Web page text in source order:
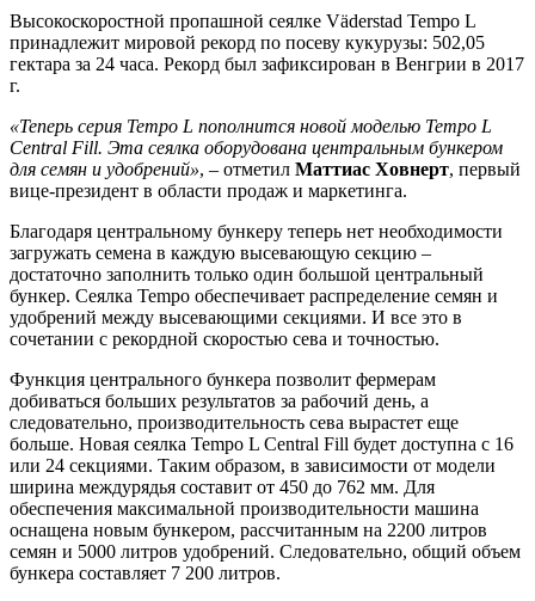
Высокоскоростной пропашной сеялке Väderstad Tempo L
принадлежит мировой рекорд по посеву кукурузы: 502,05
гектара за 24 часа. Рекорд был зафиксирован в Венгрии в 2017
г.
«Теперь серия Tempo L пополнится новой моделью Tempo L
Central Fill. Эта сеялка оборудована центральным бункером
для семян и удобрений», – отметил Маттиас Ховнерт, первый
вице-президент в области продаж и маркетинга.
Благодаря центральному бункеру теперь нет необходимости
загружать семена в каждую высевающую секцию –
достаточно заполнить только один большой центральный
бункер. Сеялка Tempo обеспечивает распределение семян и
удобрений между высевающими секциями. И все это в
сочетании с рекордной скоростью сева и точностью.
Функция центрального бункера позволит фермерам
добиваться больших результатов за рабочий день, а
следовательно, производительность сева вырастет еще
больше. Новая сеялка Tempo L Central Fill будет доступна с 16
или 24 секциями. Таким образом, в зависимости от модели
ширина междурядья составит от 450 до 762 мм. Для
обеспечения максимальной производительности машина
оснащена новым бункером, рассчитанным на 2200 литров
семян и 5000 литров удобрений. Следовательно, общий объем
бункера составляет 7 200 литров.